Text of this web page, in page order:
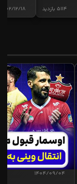
5114 بازدید 1402/12/18
1404/09/04